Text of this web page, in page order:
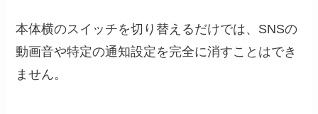
本体横のスイッチを切り替えるだけでは、SNSの
動画音や特定の通知設定を完全に消すことはでき
ません。